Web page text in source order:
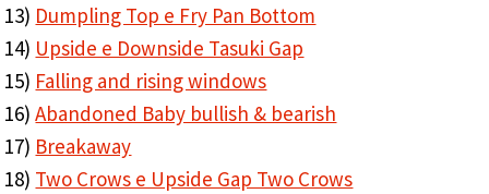
13) Dumpling Top e Fry Pan Bottom
14) Upside e Downside Tasuki Gap
15) Falling and rising windows
16)Abandoned Baby bullish & bearish
17) Breakaway
18) Two Crows e Upside Gap Two Crows